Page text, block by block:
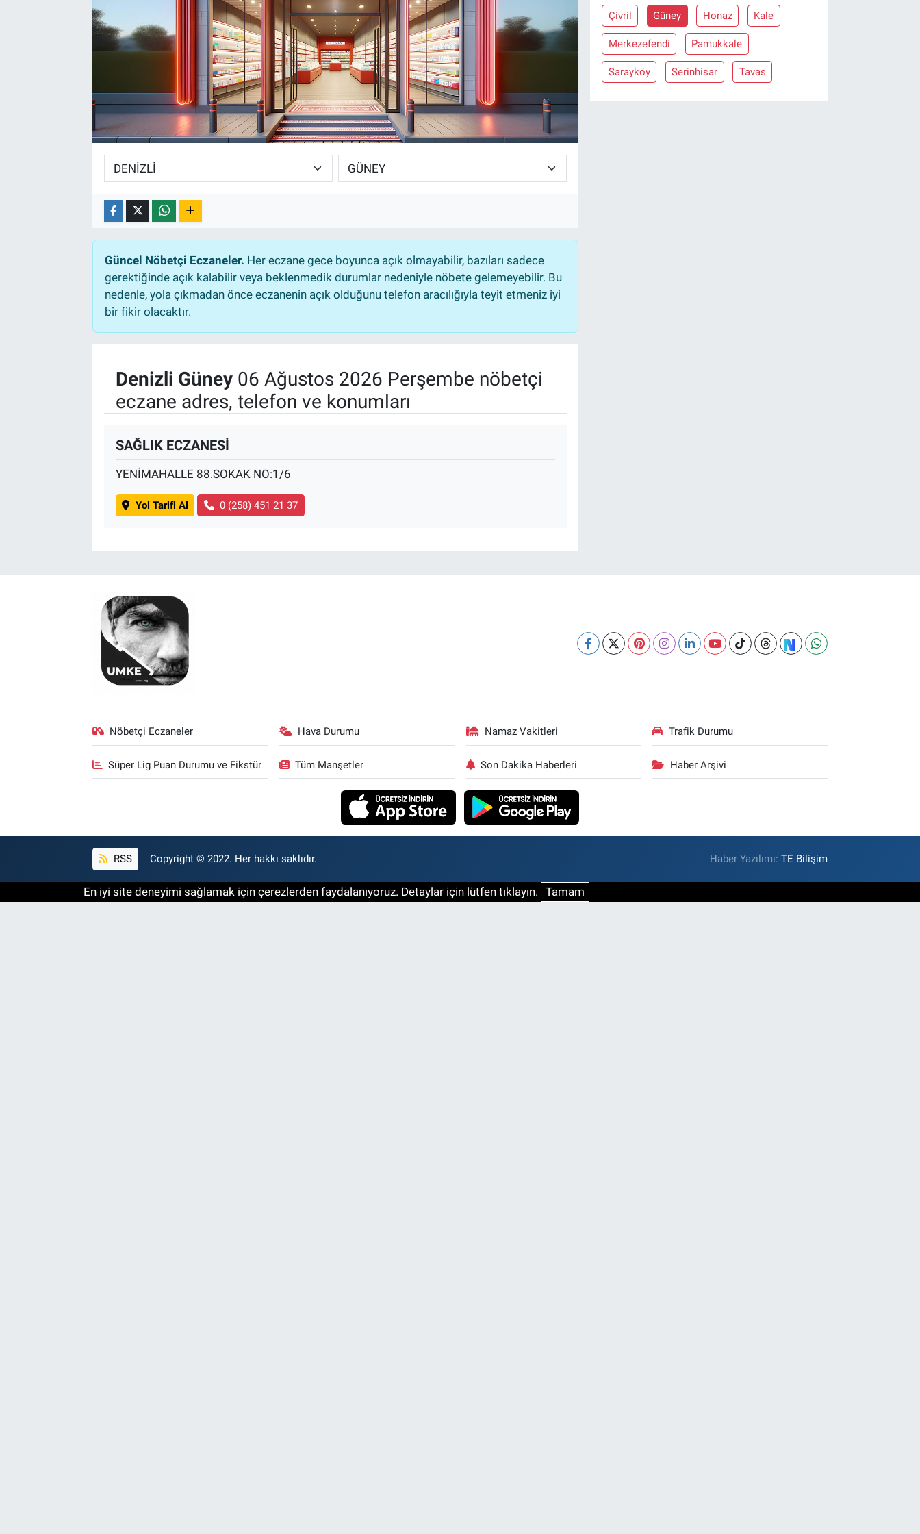
Güncel Nöbetçi Eczaneler. Her eczane gece boyunca açık olmayabilir, bazıları sadece
gerektiğinde açık kalabilir veya beklenmedik durumlar nedeniyle nöbete gelemeyebilir. Bu
nedenle, yola çıkmadan önce eczanenin açık olduğunu telefon aracılığıyla teyit etmeniz iyi
bir fikir olacaktır.
Denizli Güney06 Ağustos 2026 Perşembe nöbetçi
eczane adres, telefon ve konumları
SAĞLIK ECZANESİ
YENİMAHALLE 88.SOKAK NO:1/6
Yol Tarifi Al 0 (258) 451 21 37
Çivril Güney Honaz Kale
Merkezefendi Pamukkale
Sarayköy Serinhisar Tavas
Nöbetçi Eczaneler Hava Durumu Namaz Vakitleri Trafik Durumu
Süper Lig Puan Durumu ve Fikstür Tüm Manşetler Son Dakika Haberleri Haber Arşivi
RSS Copyright © 2022. Her hakkı saklıdır. Haber Yazılımı:TE Bilişim
En iyi site deneyimi sağlamak için çerezlerden faydalanıyoruz. Detaylar için lütfen tıklayın. Tamam